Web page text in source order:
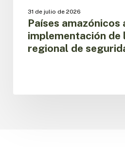
31 de julio de 2026
Países amazónicos
implementación de
regional de